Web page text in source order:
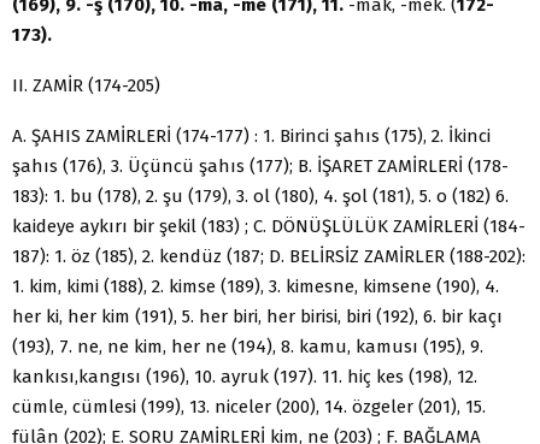
173).
II. ZAMİR (174-205)
A. ŞAHIS ZAMİRLERİ (174-177) : 1. Birinci şahıs (175), 2. İkinci
şahıs (176), 3. Üçüncü şahıs (177); B. İŞARET ZAMİRLERİ (178-
183): 1. bu (178), 2. şu (179), 3. ol (180), 4. şol (181), 5. o (182) 6.
kaideye aykırı bir şekil (183) ; C. DÖNÜŞLÜLÜK ZAMİRLERİ (184-
187): 1. öz (185), 2. kendüz (187; D. BELİRSİZ ZAMİRLER (188-202):
1. kim, kimi (188), 2. kim­se (189), 3. kimesne, kimsene (190), 4.
her ki, her kim (191), 5. her biri, her bi­risi, biri (192), 6. bir kaçı
(193), 7. ne, ne kim, her ne (194), 8. kamu, kamusı (195), 9.
kankısı,kangısı (196), 10. ayruk (197). 11. hiç kes (198), 12.
cümle, cüm­lesi (199), 13. niceler (200), 14. özgeler (201), 15.
fülân (202); E. SORU ZA­MİRLERİ kim, ne (203) ; F. BAĞLAMA